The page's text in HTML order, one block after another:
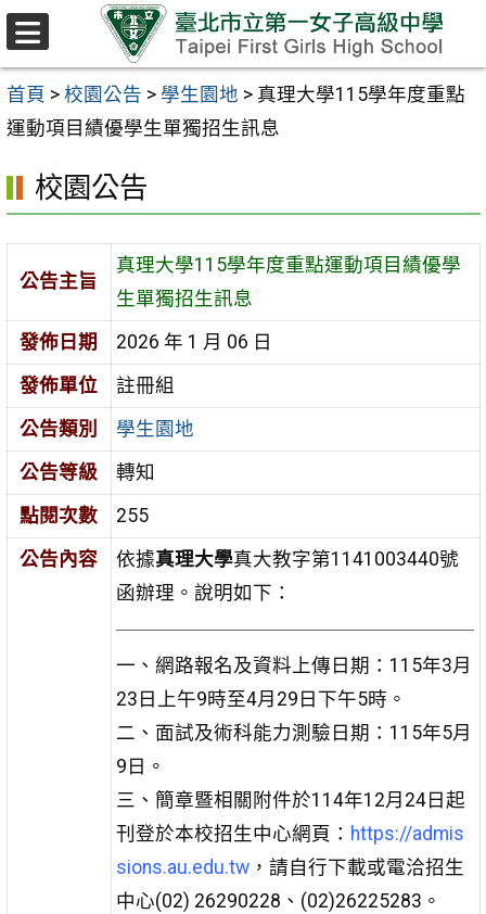
跳至主要內容區
首頁 > 校園公告 > 學生園地 > 真理大學115學年度重點
運動項目績優學生單獨招生訊息
校園公告
公告主旨
真理大學115學年度重點運動項目績優學
生單獨招生訊息
發佈日期
2026 年 1 月 06 日
發佈單位
註冊組
公告類別
學生園地
公告等級
轉知
點閱次數
255
公告內容
依據真理大學真大教字第1141003440號
函辦理。說明如下：
一、網路報名及資料上傳日期：115年3月
23日上午9時至4月29日下午5時。
二、面試及術科能力測驗日期：115年5月
9日。
三、簡章暨相關附件於114年12月24日起
刊登於本校招生中心網頁： https://admis
sions.au.edu.tw，請自行下載或電洽招生
中心(02) 26290228、(02)26225283。
選
單